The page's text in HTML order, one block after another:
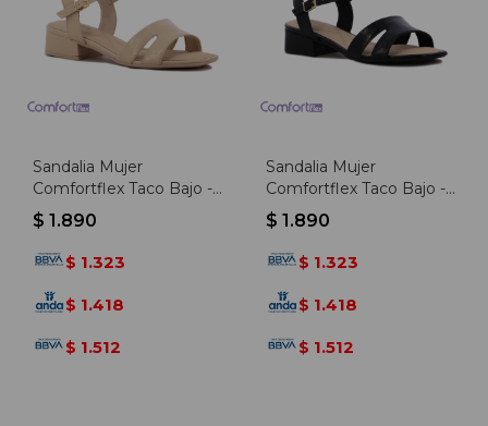
Sandalia Mujer
Comfortflex Taco Bajo -
Almendra
$ 1.890
$ 1.323
$ 1.418
$ 1.512
Sandalia Mujer
Comfortflex Taco Bajo -
Negro
$ 1.890
$ 1.323
$ 1.418
$ 1.512